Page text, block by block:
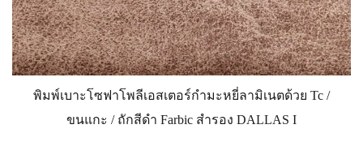
พิมพ์เบาะโซฟาโพลีเอสเตอร์กำมะหยี่ลามิเนตด้วย Tc /
ขนแกะ / ถักสีดำ Farbic สำรอง DALLAS I